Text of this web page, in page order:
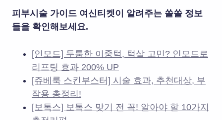
피부시술 가이드 여신티켓이 알려주는 쏠쏠 정보
들을 확인해보세요.
[인모드] 두툼한 이중턱, 턱살 고민? 인모드로
리프팅 효과 200% UP
[쥬베룩 스킨부스터] 시술 효과, 추천대상, 부
작용 총정리!
[보톡스] 보톡스 맞기 전 꼭! 알아야 할 10가지